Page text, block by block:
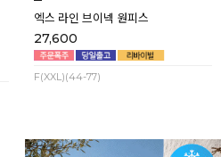
엑스 라인 브이넥 원피스
27,600
F(XXL)(44-77)